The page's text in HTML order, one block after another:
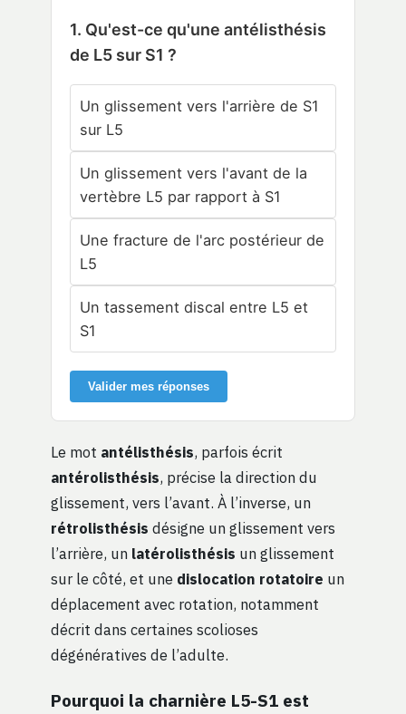
1. Qu'est-ce qu'une antélisthésis
de L5 sur S1 ?
Un glissement vers l'arrière de S1
sur L5
Un glissement vers l'avant de la
vertèbre L5 par rapport à S1
Une fracture de l'arc postérieur de
L5
Un tassement discal entre L5 et
S1
Valider mes réponses
Le mot antélisthésis, parfois écrit
antérolisthésis, précise la direction du
glissement, vers l’avant. À l’inverse, un
rétrolisthésis désigne un glissement vers
l’arrière, un latérolisthésis un glissement
sur le côté, et une dislocation rotatoire un
déplacement avec rotation, notamment
décrit dans certaines scolioses
dégénératives de l’adulte.
Pourquoi la charnière L5-S1 est